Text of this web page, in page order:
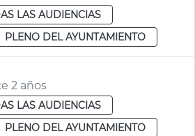
LAS AUDIENCIAS
PLENO DEL AYUNTAMIENTO
2 años
LAS AUDIENCIAS
PLENO DEL AYUNTAMIENTO